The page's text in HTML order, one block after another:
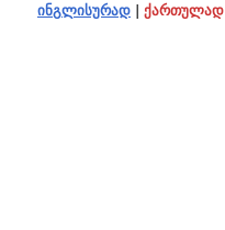
ინგლისურად
ქართულად